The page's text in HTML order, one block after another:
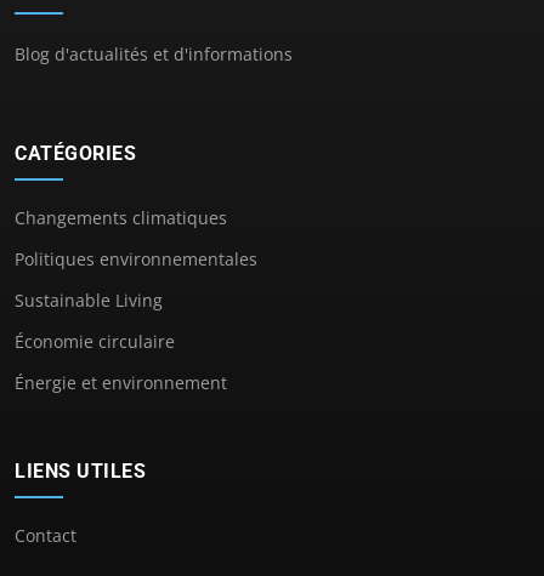
Blog d'actualités et d'informations
CATÉGORIES
Changements climatiques
Politiques environnementales
Sustainable Living
Économie circulaire
Énergie et environnement
LIENS UTILES
Contact